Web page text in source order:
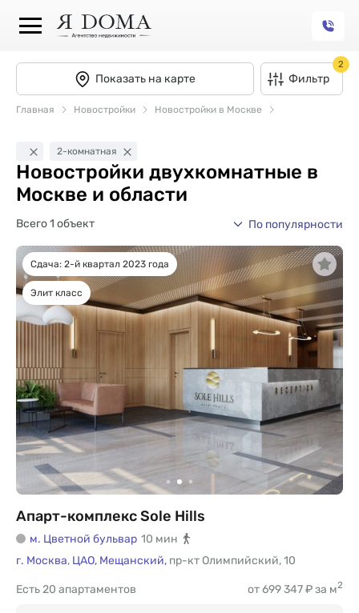
Показать на карте Фильтр
2
Главная Новостройки Новостройки в Москве
2-комнатная
Новостройки двухкомнатные в
Москве и области
Всего 1 объект По популярности
Апарт-комплекс Sole Hills
м. Цветной бульвар 10 мин
г. Москва, ЦАО, Мещанский, пр-кт Олимпийский,10
20 апартаментов
Есть от 699 347 ₽ за м2
Сдача: 2-й квартал 2023 года
Элит класс